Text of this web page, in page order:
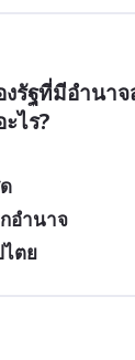
รัฐที่มีอำนา
ไร?
อำนาจ
ตย